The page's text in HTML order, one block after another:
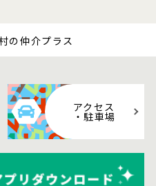
の仲介プラス
アクセス
・駐車場